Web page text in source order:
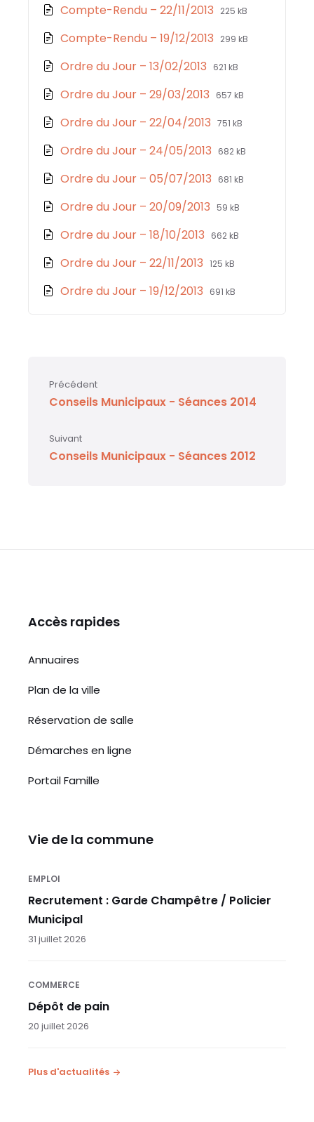
pdf
Compte-Rendu – 22/11/2013 File
pdf
File
225 kB
Compte-Rendu – 19/12/2013 File
pdf
File
299 kB
Ordre du Jour – 13/02/2013 File
pdf
File
621 kB
Ordre du Jour – 29/03/2013 File
pdf
File
657 kB
Ordre du Jour – 22/04/2013 File
pdf
File
751 kB
Ordre du Jour – 24/05/2013 File
pdf
File
682 kB
Ordre du Jour – 05/07/2013 File
pdf
File
681 kB
Ordre du Jour – 20/09/2013 File
pdf
File
59 kB
Ordre du Jour – 18/10/2013 File
pdf
File
662 kB
Ordre du Jour – 22/11/2013 File
pdf
File
125 kB
Ordre du Jour – 19/12/2013 File
File
691 kB
Précédent
Conseils Municipaux - Séances 2014
Suivant
Conseils Municipaux - Séances 2012
Accès rapides
Annuaires
Plan de la ville
Réservation de salle
Démarches en ligne
Portail Famille
Vie de la commune
EMPLOI
Recrutement : Garde Champêtre / Policier
Municipal
31 juillet 2026
COMMERCE
Dépôt de pain
20 juillet 2026
Plus d'actualités